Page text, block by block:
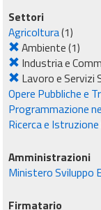
Settori
Agricoltura(1)
Ambiente(1)
Industria e
Lavoro e Servizi
Opere Pubbliche e
Programmazione
Ricerca e Istruzione
Amministrazioni
Ministero Sviluppo
Firmatario